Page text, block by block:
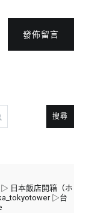
發佈留言
▷ 日本飯店開箱（ホ
▷台